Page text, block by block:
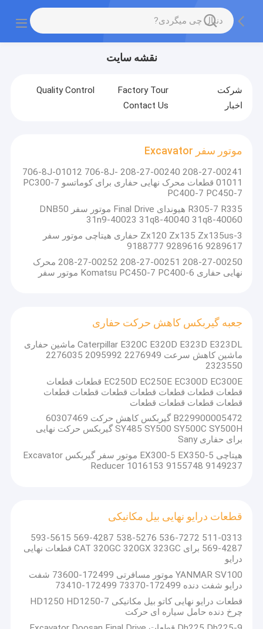
نقشه سایت
شرکت Factory Tour
Quality Control
اخبار
Contact Us
موتور سفر Excavator
208-27-00241 208-27-00240 706-8J-01012 706-8J-
01011 قطعات محرک نهایی حفاری برای کوماتسو PC300-7
PC400-7 PC450-7
R305-7 R335 هیوندای Final Drive موتور سفر DNB50
31n9-40023 31q8-40040 31q8-40060
Zx120 Zx135 Zx135us-3 حفاری هیتاچی موتور سفر
9289617 9289616 9188777
208-27-00250 208-27-00251 208-27-00252 محرک
نهایی حفاری Komatsu PC450-7 PC400-6 موتور سفر
جعبه گیربکس کاهش حرکت حفاری
Caterpillar E320C E320D E323D E323DL ماشین حفاری
ماشین کاهش سرعت 2276949 2095992 2276035
2323550
EC250D EC250E EC300D EC300E قطعات قطعات
قطعات قطعات قطعات قطعات قطعات قطعات قطعات
قطعات قطعات قطعات قطعات
B229900005472 گیربکس کاهش حرکت 60307469
SY485 SY500 SY500C SY500H گیربکس حرکت نهایی
برای حفاری Sany
هیتاچی EX300-5 EX350-5 موتور سفر گیربکس Excavator
Reducer 1016153 9155748 9149237
قطعات درایو نهایی بیل مکانیکی
511-0313 536-7272 538-5276 569-4287 593-5615
569-4287 برای CAT 320GC 320GX 323GC قطعات نهایی
درایو
YANMAR SV100 موتور مسافرتی 172499-73600 شفت
درایو شفت دنده 172499-73370 172499-73410
قطعات درایو نهایی کاتو بیل مکانیکی HD1250 HD1250-7
چرخ دنده حامل سیاره ای حرکت